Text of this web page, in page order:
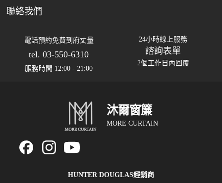
聯絡我們
電話預約免費到府丈量
tel. 03-550-6310
服務時間 12:00 - 21:00
24小時線上服務
諮詢表單
2個工作日內回覆
沐爾窗簾
MORE CURTAIN
HUNTER DOUGLAS經銷商